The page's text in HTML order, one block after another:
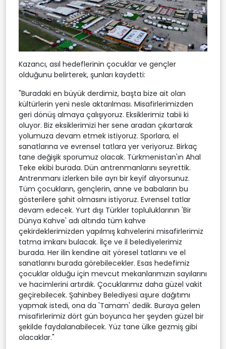
Kazancı, asıl hedeflerinin çocuklar ve gençler
olduğunu belirterek, şunları kaydetti:
"Buradaki en büyük derdimiz, başta bize ait olan
kültürlerin yeni nesle aktarılması. Misafirlerimizden
geri dönüş almaya çalışıyoruz. Eksiklerimiz tabii ki
oluyor. Biz eksiklerimizi her sene aradan çıkartarak
yolumuza devam etmek istiyoruz. Sporlara, el
sanatlarına ve evrensel tatlara yer veriyoruz. Birkaç
tane değişik sporumuz olacak. Türkmenistan'ın Ahal
Teke ekibi burada. Dün antrenmanlarını seyrettik.
Antrenmanı izlerken bile ayrı bir keyif alıyorsunuz.
Tüm çocukların, gençlerin, anne ve babaların bu
gösterilere şahit olmasını istiyoruz. Evrensel tatlar
devam edecek. Yurt dışı Türkler topluluklarının 'Bir
Dünya Kahve' adı altında tüm kahve
çekirdeklerimizden yapılmış kahvelerini misafirlerimiz
tatma imkanı bulacak. İlçe ve il belediyelerimiz
burada. Her ilin kendine ait yöresel tatlarını ve el
sanatlarını burada görebilecekler. Esas hedefimiz
çocuklar olduğu için mevcut mekanlarımızın sayılarını
ve hacimlerini artırdık. Çocuklarımız daha güzel vakit
geçirebilecek. Şahinbey Belediyesi aşure dağıtımı
yapmak istedi, ona da 'Tamam' dedik. Buraya gelen
misafirlerimiz dört gün boyunca her şeyden güzel bir
şekilde faydalanabilecek. Yüz tane ülke gezmiş gibi
olacaklar."